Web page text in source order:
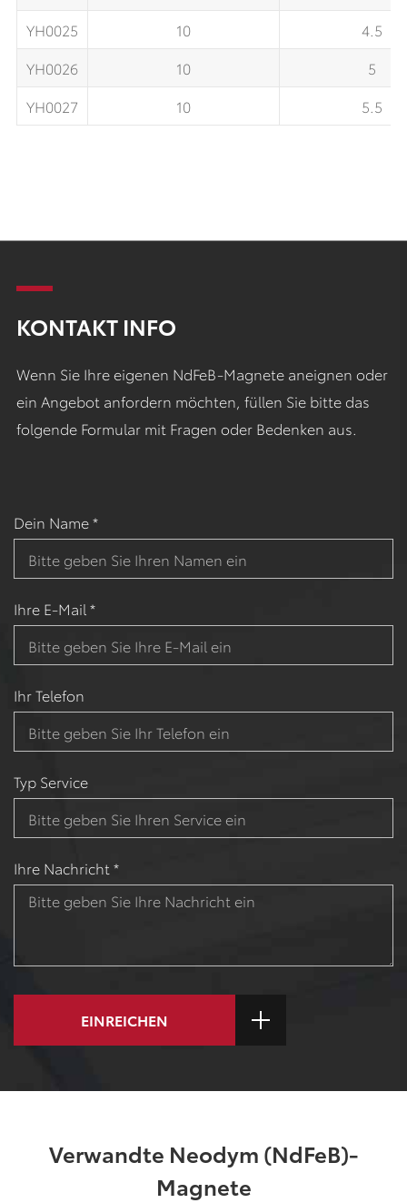
YH0025
10
4.5
YH0026
10
5
YH0027
10 5.5
KONTAKT INFO
Wenn Sie Ihre eigenen NdFeB-Magnete aneignen oder
ein Angebot anfordern möchten, füllen Sie bitte das
folgende Formular mit Fragen oder Bedenken aus.
Dein Name *
Ihre E-Mail *
Ihr Telefon
Typ Service
Ihre Nachricht *
EINREICHEN
Verwandte Neodym (NdFeB)-
Magnete